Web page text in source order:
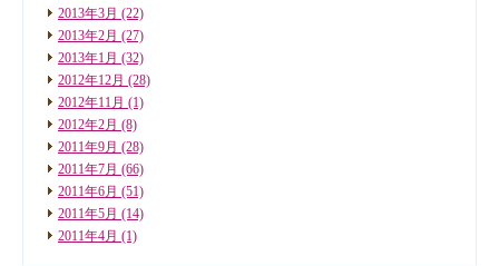
2013年3月 (22)
2013年2月 (27)
2013年1月 (32)
2012年12月 (28)
2012年11月 (1)
2012年2月 (8)
2011年9月 (28)
2011年7月 (66)
2011年6月 (51)
2011年5月 (14)
2011年4月 (1)